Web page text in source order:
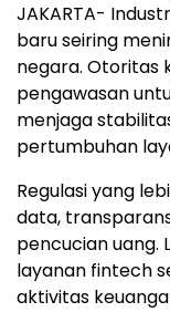
JAKARTA-
baru seiring
negara. Otoritas
pengawasan
menjaga
pertumbuhan
Regulasi yang
data,
pencucian uang.
layanan fintech
aktivitas